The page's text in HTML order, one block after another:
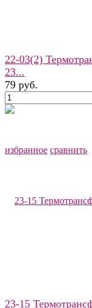
избранное
избранное сравнить
22-03(2)
23...
79 руб.
23-15